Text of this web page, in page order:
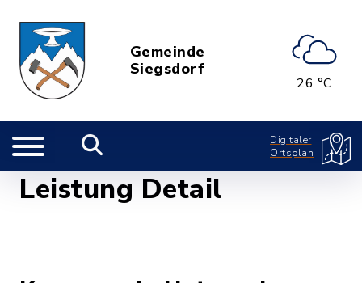
Gemeinde
Siegsdorf
26 °C
Digitaler
Ortsplan
Leistung Detail